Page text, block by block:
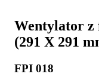
Wentylator
(291 X 291
FPI 018